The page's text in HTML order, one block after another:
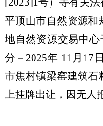
[2023]1号）等有关
平顶山市自然资源和
地自然资源交易中心
分－2025年 11月17
市焦村镇梁窑建筑石
上挂牌出让，因无人